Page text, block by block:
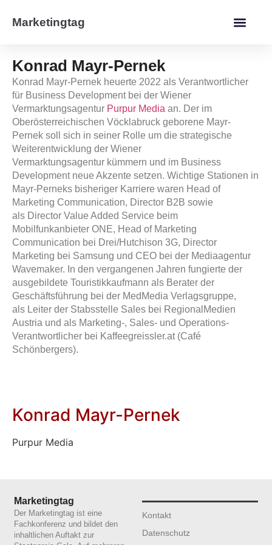
Marketingtag
Konrad Mayr-Pernek
Konrad Mayr-Pernek heuerte 2022 als Verantwortlicher
für Business Developmentbei der Wiener
Vermarktungsagentur Purpur Media an. Der im
Oberösterreichischen Vöcklabruck geborene Mayr-
Pernek soll sich in seiner Rolle um die strategische
Weiterentwicklung der Wiener
Vermarktungsagentur kümmern und im Business
Development neue Akzente setzen. Wichtige Stationen in
Mayr-Perneks bisheriger Karriere waren Head of
Marketing Communication, Director B2B sowie
als Director Value Added Service beim
Mobilfunkanbieter ONE, Head of Marketing
Communication bei Drei/Hutchison 3G, Director
Marketing bei Samsung und CEO bei der Mediaagentur
Wavemaker. In den vergangenen Jahren fungierte der
ausgebildete Touristikkaufmann als Berater der
Geschäftsführung bei der MedMedia Verlagsgruppe,
als Leiter der Stabsstelle Sales bei RegionalMedien
Austria und als Marketing-, Sales- und Operations-
Verantwortlicher bei Kaffeegreissler.at (Café
Schönbergers).
Konrad Mayr-Pernek
Purpur Media
Marketingtag
Der Marketingtag ist eine
Fachkonferenz und bildet den
inhaltlichen Auftakt zur
Kontakt
Datenschutz